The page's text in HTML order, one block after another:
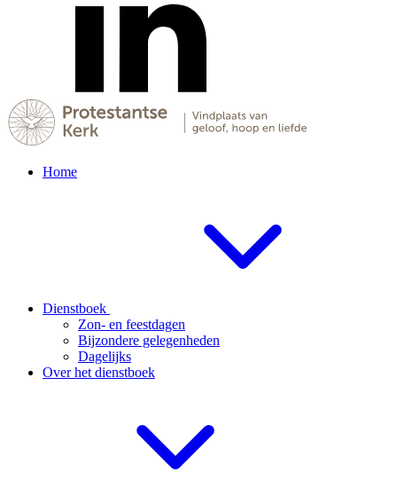
Home
Dienstboek
Zon- en feestdagen
Bijzondere gelegenheden
Dagelijks
Over het dienstboek